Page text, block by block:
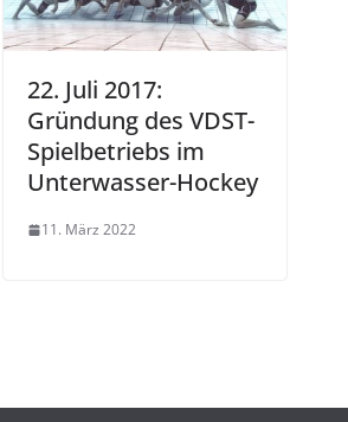
22. Juli 2017:
Gründung des VDST-
Spielbetriebs im
Unterwasser-Hockey
11. März 2022